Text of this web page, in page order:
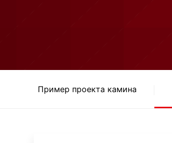
Пример проекта камина